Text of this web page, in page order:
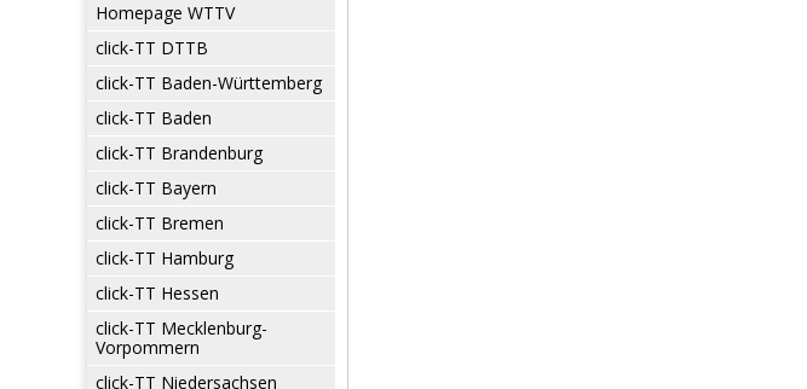
Homepage WTTV
click-TT DTTB
click-TT Baden-Württemberg
click-TT Baden
click-TT Brandenburg
click-TT Bayern
click-TT Bremen
click-TT Hamburg
click-TT Hessen
click-TT Mecklenburg-
Vorpommern
click-TT Niedersachsen